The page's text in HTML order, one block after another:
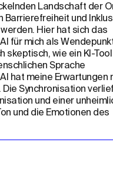
Landschaft der
Barrierefreiheit und
Hier hat sich das
für mich als
skeptisch, wie ein KI-
Sprache
hat meine Erwartungen
Synchronisation
und einer
und die Emotionen des